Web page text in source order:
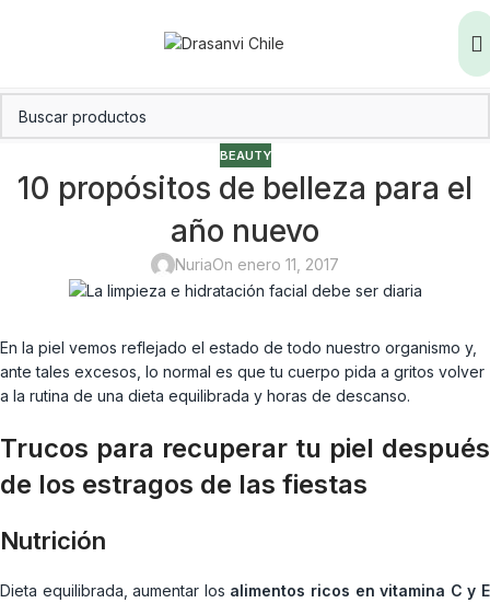
BEAUTY
10 propósitos de belleza para el
año nuevo
NuriaOn enero 11, 2017
En la piel vemos reflejado el estado de todo nuestro organismo y,
ante tales excesos, lo normal es que tu cuerpo pida a gritos volver
a la rutina de una dieta equilibrada y horas de descanso.
Trucos para recuperar tu piel después
de los estragos de las fiestas
Nutrición
Dieta equilibrada, aumentar los alimentos ricos en vitamina C y E